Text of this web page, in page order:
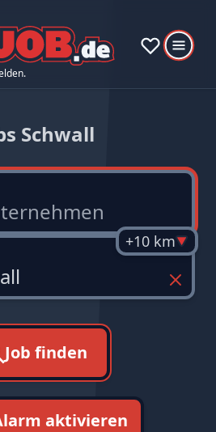
Schwall
+10 km
Job finden
aktivieren